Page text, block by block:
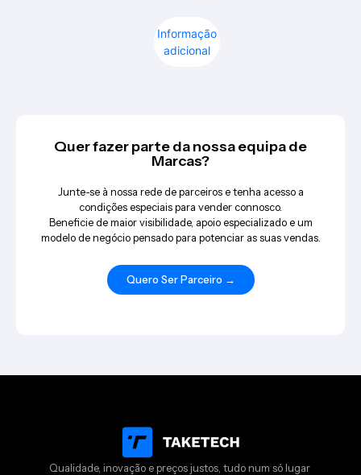
Informação
adicional
Quer fazer parte da nossa equipa de
Marcas?
Junte-se à nossa rede de parceiros e tenha acesso a
condições especiais para vender connosco.
Beneficie de maior visibilidade, apoio especializado e um
modelo de negócio pensado para potenciar as suas vendas.
Quero Ser Parceiro →
Qualidade, inovação e preços justos, tudo num só lugar